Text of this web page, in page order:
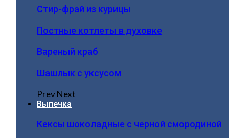
Стир-фрай из курицы
Постные котлеты в духовке
Вареный краб
Шашлык с уксусом
PrevNext
Выпечка
Кексы шоколадные с черной смородиной